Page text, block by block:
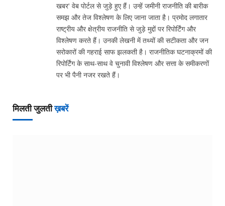
खबर' वेब पोर्टल से जुड़े हुए हैं। उन्हें जमीनी राजनीति की बारीक
समझ और तेज विश्लेषण के लिए जाना जाता है। प्रमोद लगातार
राष्ट्रीय और क्षेत्रीय राजनीति से जुड़े मुद्दों पर रिपोर्टिंग और
विश्लेषण करते हैं। उनकी लेखनी में तथ्यों की सटीकता और जन
सरोकारों की गहराई साफ झलकती है। राजनीतिक घटनाक्रमों की
रिपोर्टिंग के साथ-साथ वे चुनावी विश्लेषण और सत्ता के समीकरणों
पर भी पैनी नजर रखते हैं।
मिलती जुलतीख़बरें